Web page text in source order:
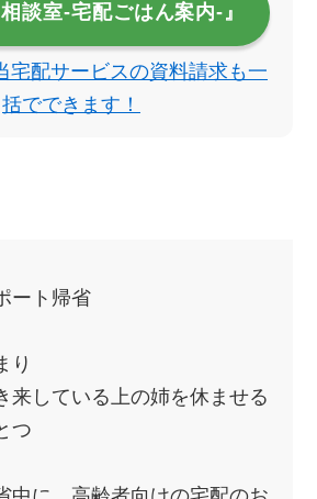
談室‐宅配ごはん案内‐』
宅配サービスの資料請求も一
括でできます！
ート帰省
り
来している上の姉を休ませる
つ